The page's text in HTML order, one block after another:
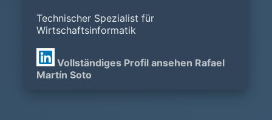
Technischer Spezialist für
Wirtschaftsinformatik
Vollständiges Profil ansehen Rafael
Martín Soto